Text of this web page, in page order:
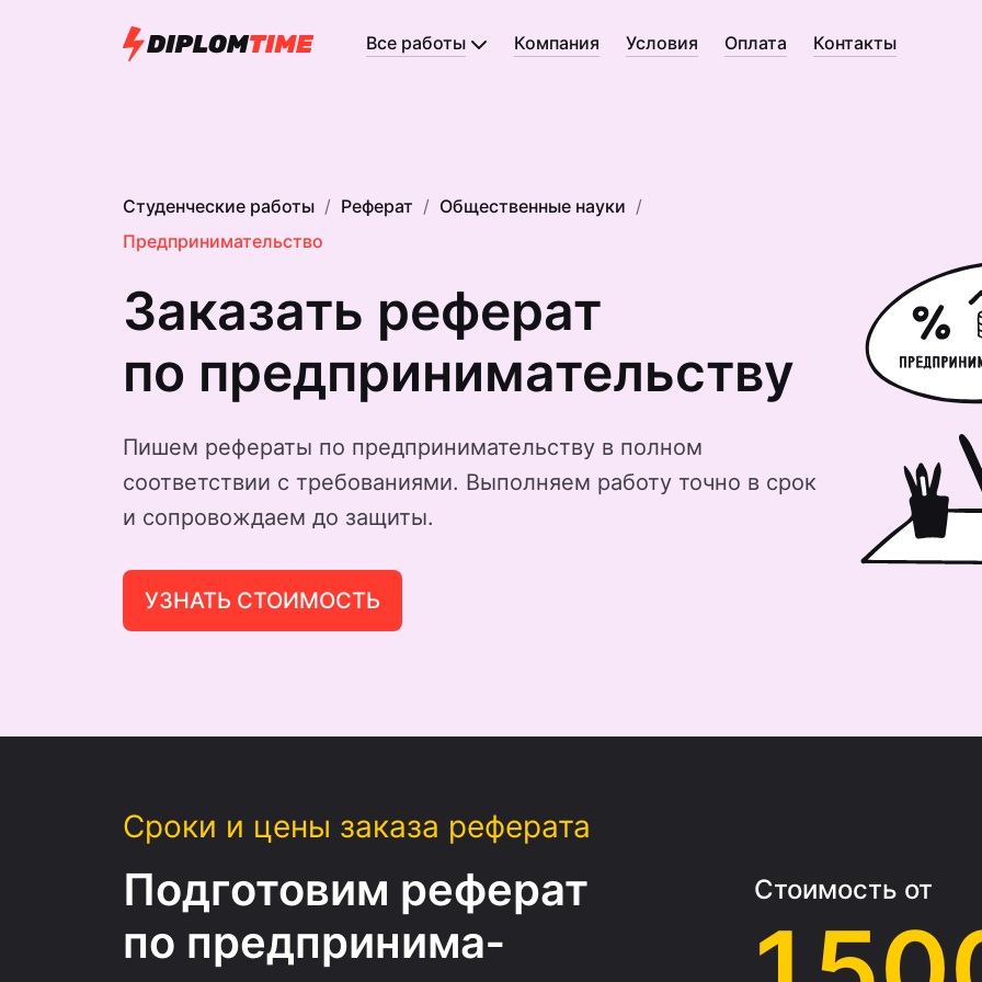
Все работы Компания Условия Оплата Контакты
Студенческие работы Реферат
Общественные науки
Предпринимательство
Заказать реферат
по предпринима­тельству
Пишем рефераты по предпринимательству в полном
соответствии с требованиями. Выполняем работу точно в срок
и сопровождаем до защиты.
УЗНАТЬ СТОИМОСТЬ
Сроки и цены заказа реферата
Подготовим реферат
по предпринима­
Стоимость от